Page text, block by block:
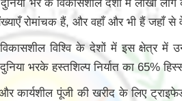
भर के विकासशील देशों में लाखों लोग
रोमांचक हैं, और वहाँ और भी हैं जहाँ से
विश्वि के देशों में इस क्षेत्र
भरके हस्तशिल्प निर्यात का 65%
कार्यशील पूंजी की खरीद के लिए